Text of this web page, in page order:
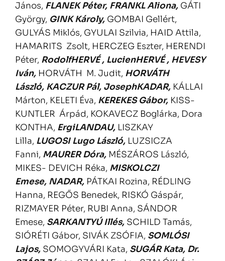
János, FLANEK Péter, FRANKL Aliona, GÁTI
György, GINK Károly, GOMBAI Gellért,
GULYÁS Miklós, GYULAI Szilvia, HAID Attila,
HAMARITS Zsolt, HERCZEG Eszter, HERENDI
Péter, RodolfHERVÉ , LucienHERVÉ , HEVESY
Iván, HORVÁTH M. Judit, HORVÁTH
László, KACZUR Pál, JosephKADAR, KÁLLAI
Márton, KELETI Éva, KEREKES Gábor, KISS-
KUNTLER Árpád, KOKAVECZ Boglárka, Dora
KONTHA, ErgiLANDAU, LISZKAY
Lilla, LUGOSI Lugo László, LUZSICZA
Fanni, MAURER Dóra, MÉSZÁROS László,
MIKES- DEVICH Réka, MISKOLCZI
Emese, NADAR, PÁTKAI Rozina, RÉDLING
Hanna, REGŐS Benedek, RISKÓ Gáspár,
RIZMAYER Péter, RUBI Anna, SÁNDOR
Emese, SARKANTYÚ Illés, SCHILD Tamás,
SIÓRÉTI Gábor, SIVÁK ZSÓFIA, SOMLÓSI
Lajos, SOMOGYVÁRI Kata, SUGÁR Kata, Dr.